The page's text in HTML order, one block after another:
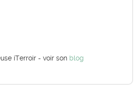
iTerroir - voir son blog